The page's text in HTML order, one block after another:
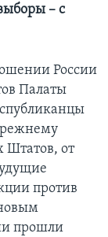
– с
России
Палаты
Штатов, от
против
прошли